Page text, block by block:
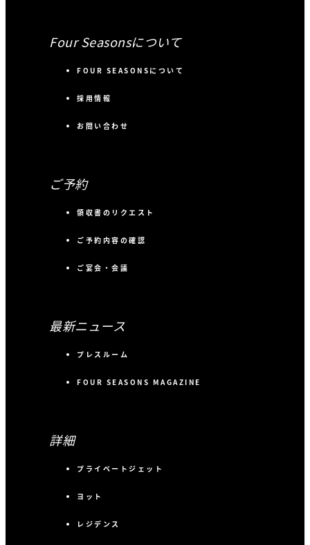
Four Seasonsについて
FOUR SEASONSについて
採用情報
お問い合わせ
ご予約
領収書のリクエスト
ご予約内容の確認
ご宴会・会議
最新ニュース
プレスルーム
FOUR SEASONS MAGAZINE
詳細
プライベートジェット
ヨット
レジデンス